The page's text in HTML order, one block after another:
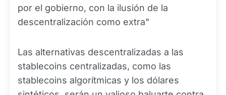
por el gobierno, con la ilusión de la
descentralización como extra"
Las alternativas descentralizadas a las
stablecoins centralizadas, como las
stablecoins algorítmicas y los dólares